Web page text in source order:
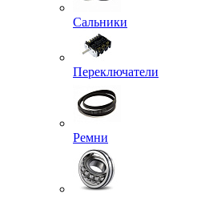
Сальники
Переключатели
Ремни